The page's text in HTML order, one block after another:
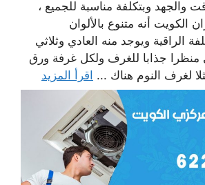
والجهد وبتكلفة مناسبة للجميع ،
الكويت أنه متنوع بالألوان
الراقية ويوجد منه العادي وثلاثي
منظرا جذابا للغرف ولكل غرفة ورق
لغرف النوم هناك ... اقرأ المزيد